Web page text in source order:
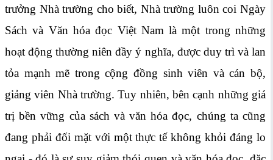
trưởng Nhà trường cho biết, Nhà trường luôn coi Ngày
Sách và Văn hóa đọc Việt Nam là một trong những
hoạt động thường niên đầy ý nghĩa, được duy trì và lan
tỏa mạnh mẽ trong cộng đồng sinh viên và cán bộ,
giảng viên Nhà trường. Tuy nhiên, bên cạnh những giá
trị bền vững của sách và văn hóa đọc, chúng ta cũng
đang phải đối mặt với một thực tế không khỏi đáng lo